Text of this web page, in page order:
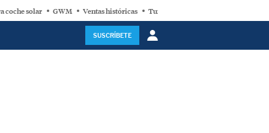
coche solar GWM Ventas históricas Turbina eólica
SUSCRÍBETE